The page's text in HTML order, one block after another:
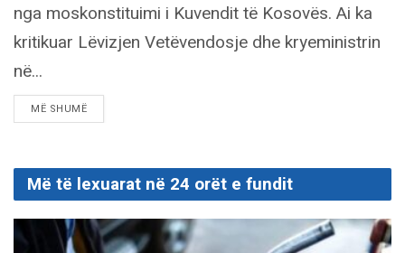
nga moskonstituimi i Kuvendit të Kosovës. Ai ka
kritikuar Lëvizjen Vetëvendosje dhe kryeministrin
në...
MË SHUMËDETAILS
Më të lexuarat në 24 orët e fundit